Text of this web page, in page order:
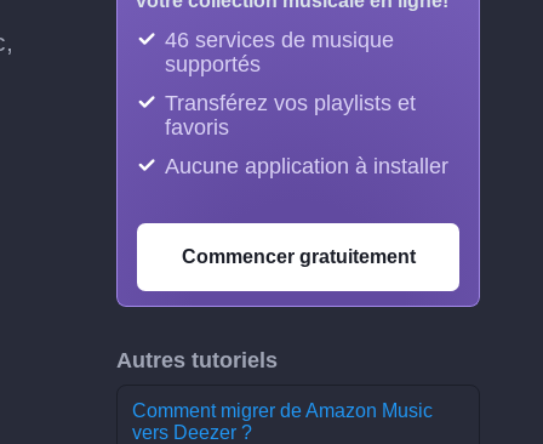
46 services de musique
supportés
Transférez vos playlists et
favoris
Aucune application à installer
Commencer gratuitement
Autres tutoriels
Comment migrer de Amazon Music
vers Deezer ?